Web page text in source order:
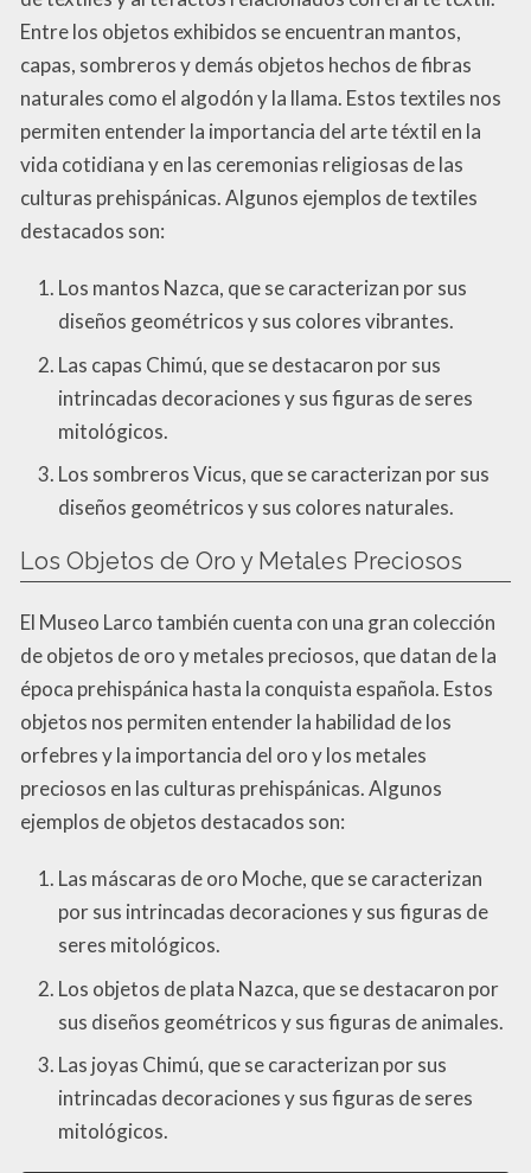
Entre los objetos exhibidos se encuentran mantos,
capas, sombreros y demás objetos hechos de fibras
naturales como el algodón y la llama. Estos textiles nos
permiten entender la importancia del arte téxtil en la
vida cotidiana y en las ceremonias religiosas de las
culturas prehispánicas. Algunos ejemplos de textiles
destacados son:
Los mantos Nazca, que se caracterizan por sus
diseños geométricos y sus colores vibrantes.
Las capas Chimú, que se destacaron por sus
intrincadas decoraciones y sus figuras de seres
mitológicos.
Los sombreros Vicus, que se caracterizan por sus
diseños geométricos y sus colores naturales.
Los Objetos de Oro y Metales Preciosos
El Museo Larco también cuenta con una gran colección
de objetos de oro y metales preciosos, que datan de la
época prehispánica hasta la conquista española. Estos
objetos nos permiten entender la habilidad de los
orfebres y la importancia del oro y los metales
preciosos en las culturas prehispánicas. Algunos
ejemplos de objetos destacados son:
Las máscaras de oro Moche, que se caracterizan
por sus intrincadas decoraciones y sus figuras de
seres mitológicos.
Los objetos de plata Nazca, que se destacaron por
sus diseños geométricos y sus figuras de animales.
Las joyas Chimú, que se caracterizan por sus
intrincadas decoraciones y sus figuras de seres
mitológicos.